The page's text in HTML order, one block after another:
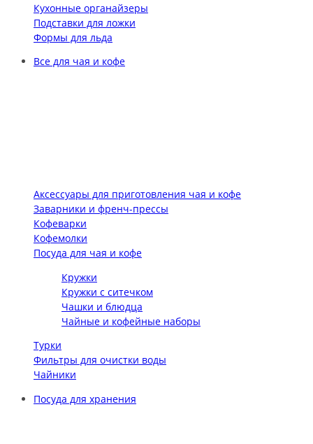
Кухонные органайзеры
Подставки для ложки
Формы для льда
Все для чая и кофе
Аксессуары для приготовления чая и кофе
Заварники и френч-прессы
Кофеварки
Кофемолки
Посуда для чая и кофе
Кружки
Кружки с ситечком
Чашки и блюдца
Чайные и кофейные наборы
Турки
Фильтры для очистки воды
Чайники
Посуда для хранения